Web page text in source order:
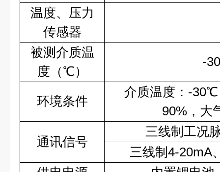
温度、压力
传感器
被测介质温
度（℃）
-
环境条件
介质温度：-
90%，大
通讯信号
三线制工况
三线制4-20mA